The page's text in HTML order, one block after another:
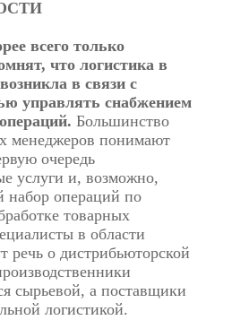
всего только
что логистика в
в связи с
управлять снабжением
Большинство
менеджеров понимают
очередь
услуги и, возможно,
набор операций по
товарных
в области
речь о дистрибьюторской
сырьевой, а поставщики
логистикой.